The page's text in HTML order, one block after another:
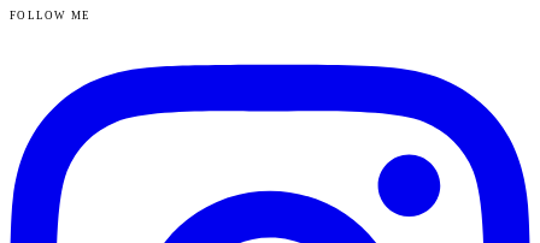
FOLLOW ME